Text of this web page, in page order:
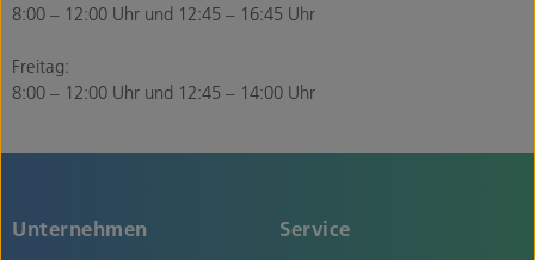
8:00 – 12:00 Uhr und 12:45 – 16:45 Uhr
Freitag:
8:00 – 12:00 Uhr und 12:45 – 14:00 Uhr
Unternehmen Service